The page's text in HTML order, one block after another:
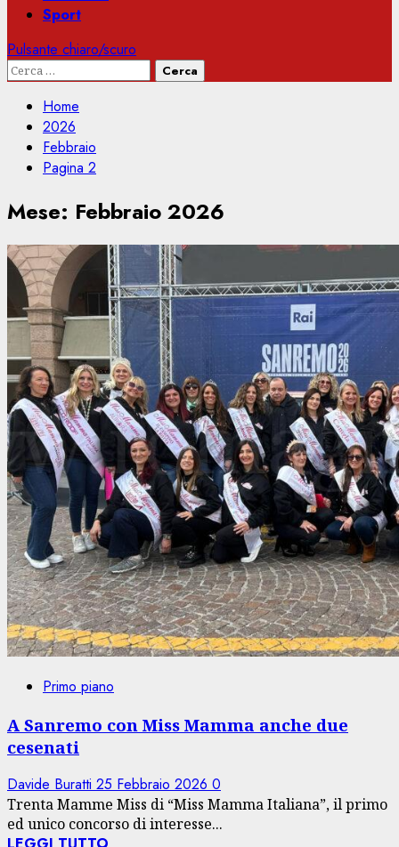
Sport
Pulsante chiaro/scuro
Ricerca
Home
2026
Febbraio
Pagina 2
Mese: Febbraio 2026
Primo piano
A Sanremo con Miss Mamma anche due
cesenati
Davide Buratti 25 Febbraio 2026 0
Trenta Mamme Miss di “Miss Mamma Italiana”, il primo
ed unico concorso di interesse...